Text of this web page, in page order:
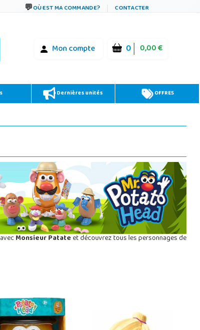
OÙ EST MA COMMANDE? CONTACTER
Mon compte 0 0,00 €
Dernières unités OFFRES
Monsieur Patateet découvrez tous les personnages de